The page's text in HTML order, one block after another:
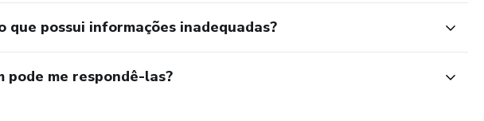
que possui informações inadequadas?
pode me respondê-las?